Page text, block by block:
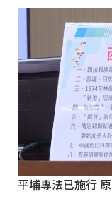
平埔專法已施行